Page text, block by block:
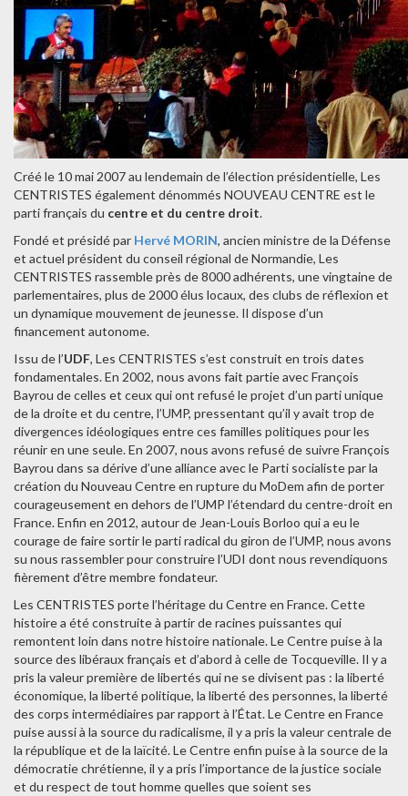
Créé le 10 mai 2007 au lendemain de l’élection présidentielle, Les
CENTRISTES également dénommés NOUVEAU CENTRE est le
parti français du centre et du centre droit.
Fondé et présidé par Hervé MORIN, ancien ministre de la Défense
et actuel président du conseil régional de Normandie, Les
CENTRISTES rassemble près de 8000 adhérents, une vingtaine de
parlementaires, plus de 2000 élus locaux, des clubs de réflexion et
un dynamique mouvement de jeunesse. Il dispose d’un
financement autonome.
Issu de l’UDF, Les CENTRISTES s’est construit en trois dates
fondamentales. En 2002, nous avons fait partie avec François
Bayrou de celles et ceux qui ont refusé le projet d’un parti unique
de la droite et du centre, l’UMP, pressentant qu’il y avait trop de
divergences idéologiques entre ces familles politiques pour les
réunir en une seule. En 2007, nous avons refusé de suivre François
Bayrou dans sa dérive d’une alliance avec le Parti socialiste par la
création du Nouveau Centre en rupture du MoDem afin de porter
courageusement en dehors de l’UMP l’étendard du centre-droit en
France. Enfin en 2012, autour de Jean-Louis Borloo qui a eu le
courage de faire sortir le parti radical du giron de l’UMP, nous avons
su nous rassembler pour construire l’UDI dont nous revendiquons
fièrement d’être membre fondateur.
Les CENTRISTES porte l’héritage du Centre en France. Cette
histoire a été construite à partir de racines puissantes qui
remontent loin dans notre histoire nationale. Le Centre puise à la
source des libéraux français et d’abord à celle de Tocqueville. Il y a
pris la valeur première de libertés qui ne se divisent pas : la liberté
économique, la liberté politique, la liberté des personnes, la liberté
des corps intermédiaires par rapport à l’État. Le Centre en France
puise aussi à la source du radicalisme, il y a pris la valeur centrale de
la république et de la laïcité. Le Centre enfin puise à la source de la
démocratie chrétienne, il y a pris l’importance de la justice sociale
et du respect de tout homme quelles que soient ses